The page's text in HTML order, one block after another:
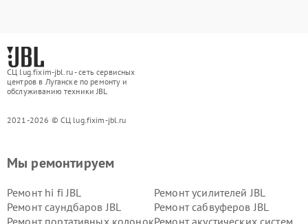
СЦ lug.fixim-jbl.ru - сеть сервисных
центров в Луганске по ремонту и
обслуживанию техники JBL
2021-2026 © СЦ lug.fixim-jbl.ru
Мы ремонтируем
Ремонт hi fi JBL
Ремонт усилителей JBL
Ремонт саундбаров JBL
Ремонт сабвуферов JBL
Ремонт портативных колонокРемонт акустических систем